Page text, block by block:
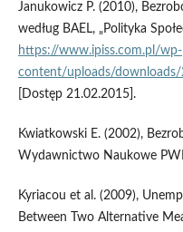
Janukowicz P. (2010),
według BAEL, „Polityka
https://www.ipiss.com.pl/wp-
content/uploads/
[Dostęp 21.02.2015].
Kwiatkowski E. (2002),
Wydawnictwo Naukowe
Kyriacou et al. (2009),
Between Two Alternative